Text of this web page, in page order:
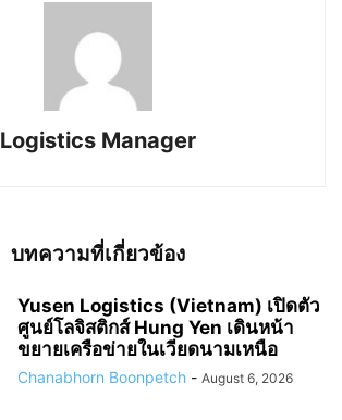
Logistics Manager
บทความที่เกี่ยวข้อง
Yusen Logistics (Vietnam) เปิดตัว
ศูนย์โลจิสติกส์ Hung Yen เดินหน้า
ขยายเครือข่ายในเวียดนามเหนือ
Chanabhorn Boonpetch - August 6, 2026